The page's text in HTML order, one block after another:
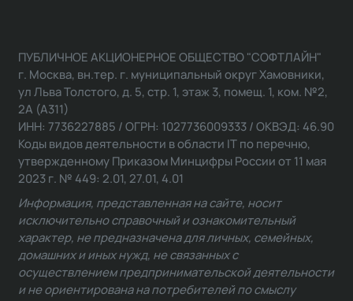
ПУБЛИЧНОЕ АКЦИОНЕРНОЕ ОБЩЕСТВО "СОФТЛАЙН"
г. Москва, вн.тер. г. муниципальный округ Хамовники,
ул Льва Толстого, д. 5, стр. 1, этаж 3, помещ. 1, ком. №2,
2А (А311)
ИНН: 7736227885 / ОГРН: 1027736009333 / ОКВЭД: 46.90
Коды видов деятельности в области IT по перечню,
утвержденному Приказом Минцифры России от 11 мая
2023 г. № 449: 2.01, 27.01, 4.01
Информация, представленная на сайте, носит
исключительно справочный и ознакомительный
характер, не предназначена для личных, семейных,
домашних и иных нужд, не связанных с
осуществлением предпринимательской деятельности
и не ориентирована на потребителей по смыслу